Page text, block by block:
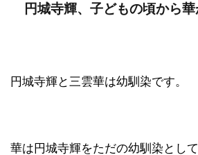
円城寺輝、子どもの頃から
円城寺輝と三雲華は幼馴染です。
華は円城寺輝をただの幼馴染とし